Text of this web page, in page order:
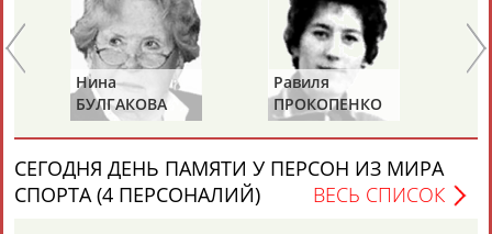
АБДУЛАЕВ
Тагир
АБДУЛАЕВ
Камиль
АБДУЛАЗИЗОВ
Загалав
АБДУЛБЕКОВ
Камалудин
АБДУЛДАУДОВ
Абдула
АБДУЛЖАЛИЛОВ
Магомед
АБДУЛКАГИРОВ
Назир
АБДУЛЛАЕВ
Нина
БУЛГАКОВА
Равиля
ПРОКОПЕНКО
(САЛИМОВА)
СЕГОДНЯ ДЕНЬ ПАМЯТИ У ПЕРСОН ИЗ МИРА
СПОРТА (4 ПЕРСОНАЛИЙ)
ВЕСЬ СПИСОК